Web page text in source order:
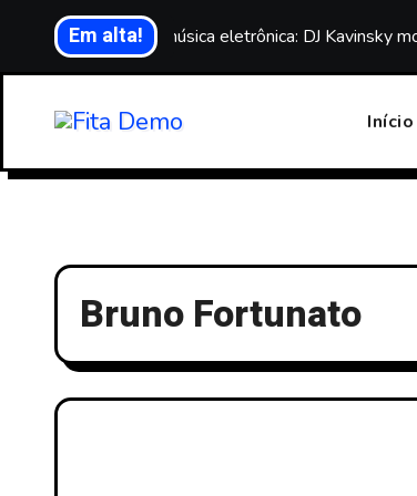
content
Em alta!
Luto na música eletrônica: DJ Kavinsky
Início
Bruno Fortunato